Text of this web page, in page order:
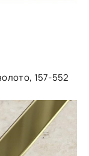
157-552